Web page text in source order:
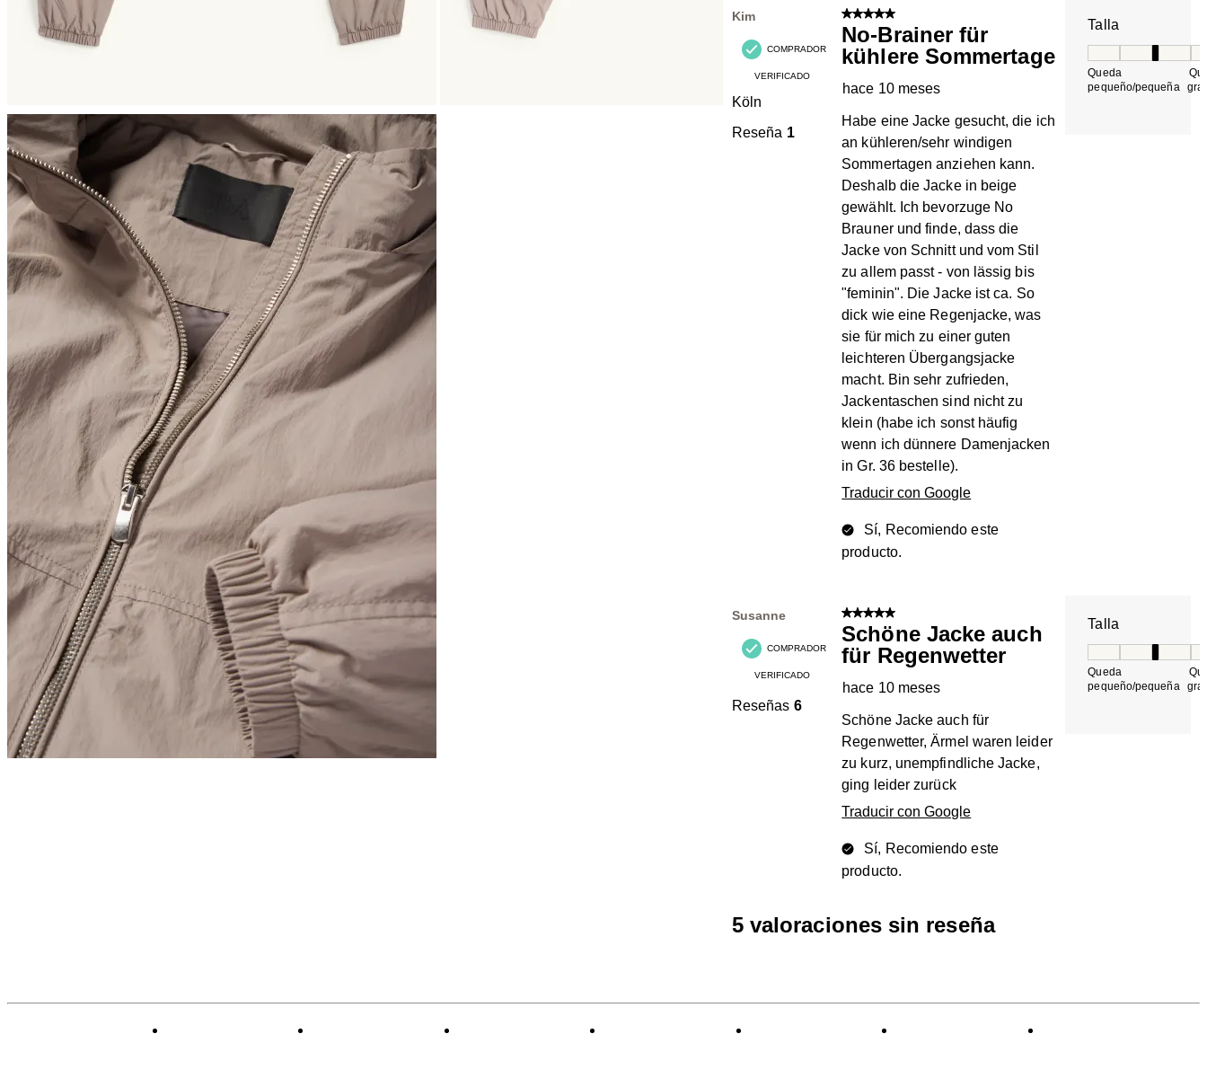
Reseñas.
Kim
COMPRADOR
VERIFICADO
Köln
Reseña 1
5 de 5 estrellas.
No-Brainer für
kühlere Sommertage
hace 10 meses
Habe eine Jacke gesucht, die ich
an kühleren/sehr windigen
Sommertagen anziehen kann.
Deshalb die Jacke in beige
gewählt. Ich bevorzuge No
Brauner und finde, dass die
Jacke von Schnitt und vom Stil
zu allem passt - von lässig bis
"feminin". Die Jacke ist ca. So
dick wie eine Regenjacke, was
sie für mich zu einer guten
leichteren Übergangsjacke
macht. Bin sehr zufrieden,
Jackentaschen sind nicht zu
klein (habe ich sonst häufig
wenn ich dünnere Damenjacken
in Gr. 36 bestelle).
Traducir con Google
Sí, Recomiendo este
producto.
Talla
Queda
pequeño/pequeña
Susanne
COMPRADOR
VERIFICADO
Reseñas 6
5 de 5 estrellas.
Schöne Jacke auch
für Regenwetter
hace 10 meses
Schöne Jacke auch für
Regenwetter, Ärmel waren leider
zu kurz, unempfindliche Jacke,
ging leider zurück
Traducir con Google
Sí, Recomiendo este
producto.
Talla
Queda
pequeño/pequeña
5 valoraciones sin reseña